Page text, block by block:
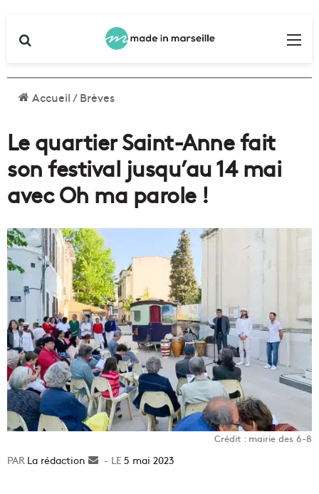
Accueil/Brèves
Le quartier Saint-Anne fait
son festival jusqu’au 14 mai
avec Oh ma parole !
Crédit : mairie des 6-8
La rédaction
Envoyer5 mai 2023